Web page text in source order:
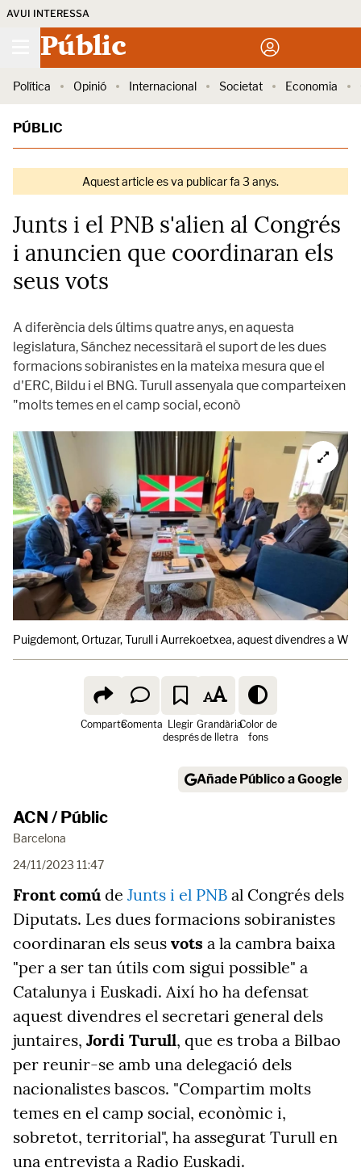
AVUI INTERESSA
Públic
Política Opinió Internacional Societat Economia
PÚBLIC
Aquest article es va publicar fa 3 anys.
Junts i el PNB s'alien al Congrés
i anuncien que coordinaran els
seus vots
A diferència dels últims quatre anys, en aquesta
legislatura, Sánchez necessitarà el suport de les dues
formacions sobiranistes en la mateixa mesura que el
d'ERC, Bildu i el BNG. Turull assenyala que comparteixen
"molts temes en el camp social, econò
Puigdemont, Ortuzar, Turull i Aurrekoetxea, aquest divendres a
ComparteComenta Llegir
després
Grandària
de lletra
Color de
fons
Añade Público a Google
ACN / Públic
Barcelona
24/11/2023 11:47
Front comú de Junts i el PNB al Congrés dels
Diputats. Les dues formacions sobiranistes
coordinaran els seus vots a la cambra baixa
"per a ser tan útils com sigui possible" a
Catalunya i Euskadi. Així ho ha defensat
aquest divendres el secretari general dels
juntaires, Jordi Turull, que es troba a Bilbao
per reunir-se amb una delegació dels
nacionalistes bascos. "Compartim molts
temes en el camp social, econòmic i,
sobretot, territorial", ha assegurat Turull en
una entrevista a Radio Euskadi.